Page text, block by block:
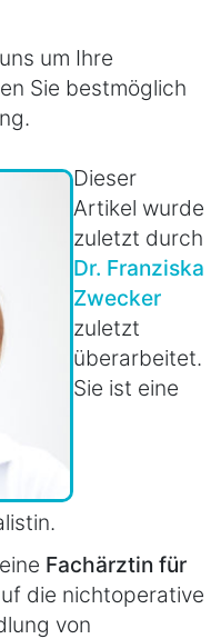
um Ihre
Sie bestmöglich
Dieser
Artikel wurde
zuletzt durch
Dr. Franziska
Zwecker
zuletzt
überarbeitet.
Sie ist eine
Fachärztin für
die nichtoperative
von